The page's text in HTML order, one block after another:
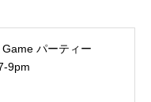
パーティー
9pm